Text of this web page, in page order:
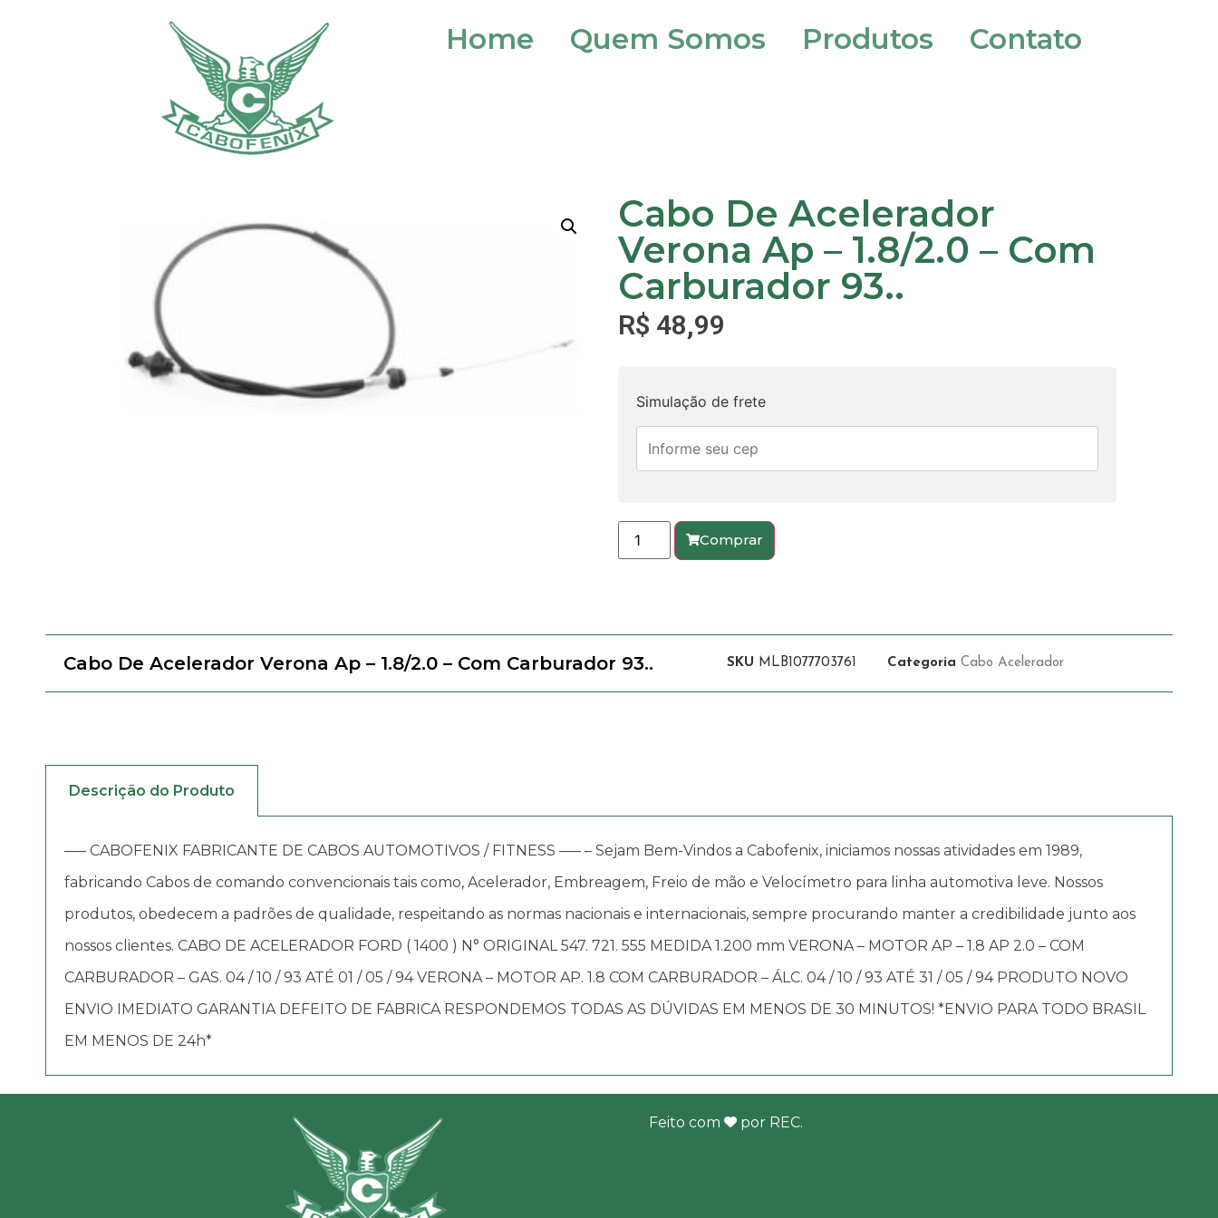
Home Quem Somos Produtos Contato
Cabo De Acelerador
Verona Ap – 1.8/2.0 – Com
Carburador 93..
R$ 48,99
Simulação de frete
Comprar
Cabo De Acelerador Verona Ap – 1.8/2.0 – Com Carburador 93.. SKU MLB1077703761 Categoria Cabo Acelerador
Descrição do Produto
—– CABOFENIX FABRICANTE DE CABOS AUTOMOTIVOS / FITNESS —– – Sejam Bem-Vindos a Cabofenix, iniciamos nossas atividades em 1989,
fabricando Cabos de comando convencionais tais como, Acelerador, Embreagem, Freio de mão e Velocímetro para linha automotiva leve. Nossos
produtos, obedecem a padrões de qualidade, respeitando as normas nacionais e internacionais, sempre procurando manter a credibilidade junto aos
nossos clientes. CABO DE ACELERADOR FORD ( 1400 ) N° ORIGINAL 547. 721. 555 MEDIDA 1.200 mm VERONA – MOTOR AP – 1.8 AP 2.0 – COM
CARBURADOR – GAS. 04 / 10 / 93 ATÉ 01 / 05 / 94 VERONA – MOTOR AP. 1.8 COM CARBURADOR – ÁLC. 04 / 10 / 93 ATÉ 31 / 05 / 94 PRODUTO NOVO
ENVIO IMEDIATO GARANTIA DEFEITO DE FABRICA RESPONDEMOS TODAS AS DÚVIDAS EM MENOS DE 30 MINUTOS! *ENVIO PARA TODO BRASIL
EM MENOS DE 24h*
Feito com por REC.